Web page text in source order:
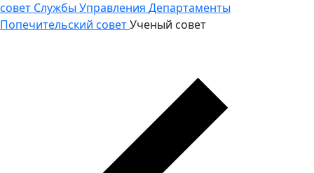
совет Службы Управления Департаменты
Попечительский советУченый совет